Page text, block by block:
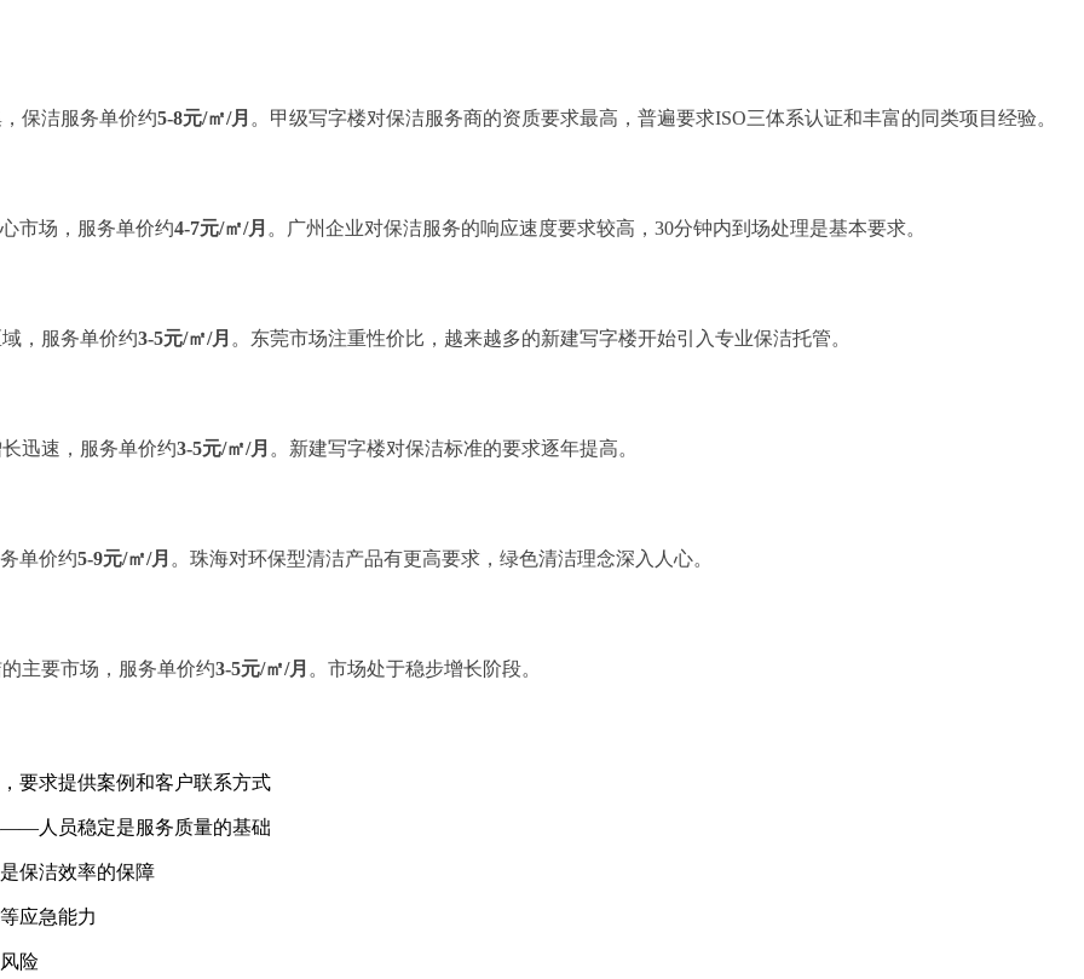
保洁服务单价约5-8元/㎡/月 。甲级写字楼对保洁服务商的资质要求最高，普遍要求ISO三体系认证和丰富的同类项目经验。
市场，服务单价约4-7元/㎡/月 。广州企业对保洁服务的响应速度要求较高，30分钟内到场处理是基本要求。
，服务单价约3-5元/㎡/月 。东莞市场注重性价比，越来越多的新建写字楼开始引入专业保洁托管。
迅速，服务单价约3-5元/㎡/月 。新建写字楼对保洁标准的要求逐年提高。
单价约5-9元/㎡/月 。珠海对环保型清洁产品有更高要求，绿色清洁理念深入人心。
主要市场，服务单价约3-5元/㎡/月 。市场处于稳步增长阶段。
要求提供案例和客户联系方式
——人员稳定是服务质量的基础
保洁效率的保障
应急能力
险